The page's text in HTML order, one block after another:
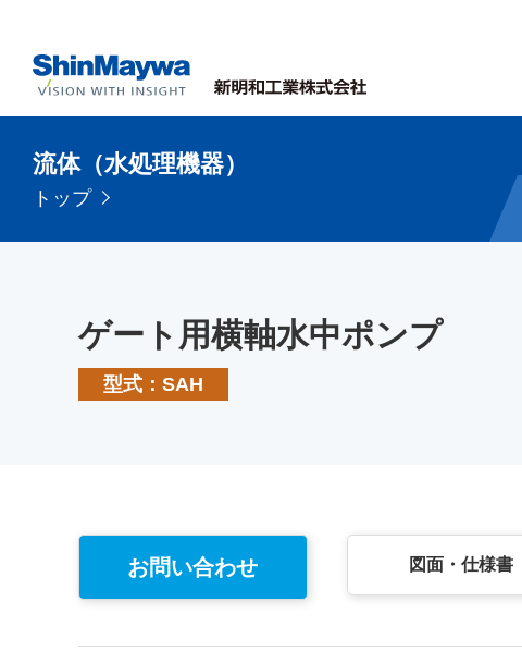
流体（水処理機器）
トップ
ゲート用横軸水中ポンプ
型式：SAH
お問い合わせ 図面・仕様書